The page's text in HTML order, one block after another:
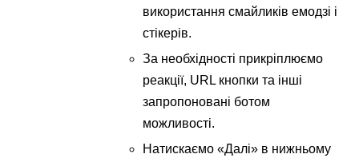
використання смайликів емодзі і
стікерів.
За необхідності прикріплюємо
реакції, URL кнопки та інші
запропоновані ботом
можливості.
Натискаємо «Далі» в нижньому